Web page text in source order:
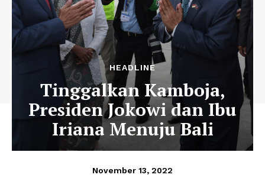
HEADLINE
Tinggalkan Kamboja,
Presiden Jokowi dan Ibu
Iriana Menuju Bali
November 13, 2022